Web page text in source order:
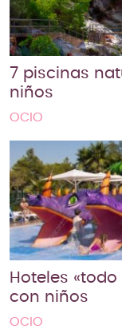
7 piscinas
niños
OCIO
Hoteles
con niños
OCIO